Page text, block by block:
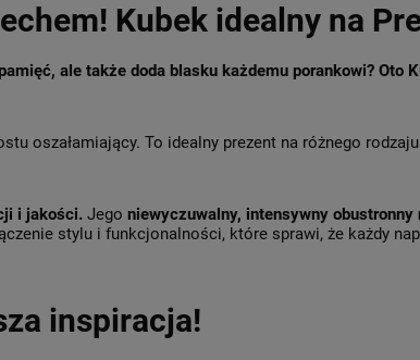
Kubek idealny na
ale także doda blasku każdemu porankowi? Oto
oszałamiający. To idealny prezent na różnego
i jakości. Jego niewyczuwalny, intensywny obustronny
stylu i funkcjonalności, które sprawi, że każdy
inspiracja!